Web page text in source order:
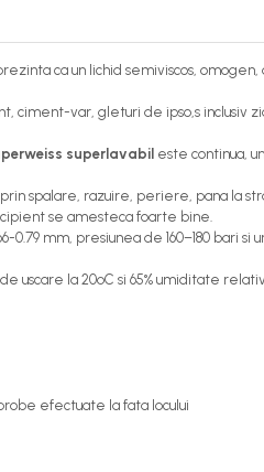
ca un lichid semiviscos, omogen,
ciment-var, gleturi de ipso,s inclusiv
superlavabil este continua,
spalare, razuire, periere, pana la
se amesteca foarte bine.
mm, presiunea de 160–180 bari si
uscare la 20ºC si 65% umiditate
efectuate la fata locului